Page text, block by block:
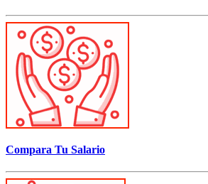
Compara Tu Salario